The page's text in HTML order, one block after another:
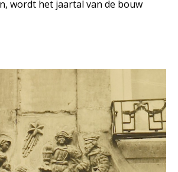
wordt het jaartal van de bouw